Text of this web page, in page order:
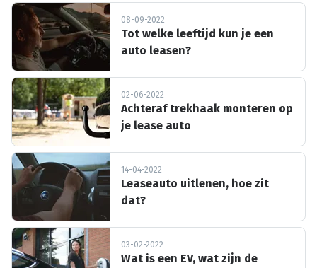
08-09-2022
Tot welke leeftijd kun je een
auto leasen?
02-06-2022
Achteraf trekhaak monteren op
je lease auto
14-04-2022
Leaseauto uitlenen, hoe zit
dat?
03-02-2022
Wat is een EV, wat zijn de